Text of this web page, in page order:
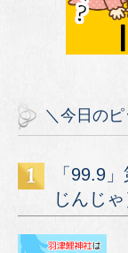
＼今日の
「99.9
じんじ